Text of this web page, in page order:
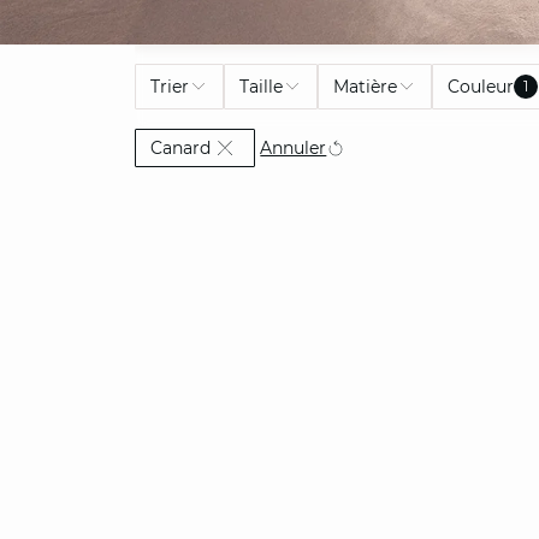
Trier Taille Matière Couleur 1
CanardActuellement affiné par Couleur:
Annuler